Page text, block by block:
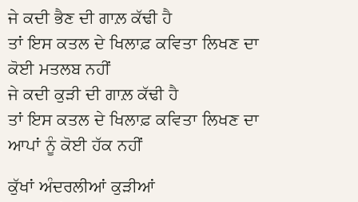
ਜੇ ਕਦੀ ਭੈਣ ਦੀ ਗਾਲ਼ ਕੱਢੀ ਹੈ
ਤਾਂ ਇਸ ਕਤਲ ਦੇ ਖਿਲਾਫ਼ ਕਵਿਤਾ ਲਿਖਣ ਦਾ
ਕੋਈ ਮਤਲਬ ਨਹੀਂ
ਜੇ ਕਦੀ ਕੁੜੀ ਦੀ ਗਾਲ਼ ਕੱਢੀ ਹੈ
ਤਾਂ ਇਸ ਕਤਲ ਦੇ ਖਿਲਾਫ਼ ਕਵਿਤਾ ਲਿਖਣ ਦਾ
ਆਪਾਂ ਨੂੰ ਕੋਈ ਹੱਕ ਨਹੀਂ
ਕੁੱਖਾਂ ਅੰਦਰਲੀਆਂ ਕੁੜੀਆਂ